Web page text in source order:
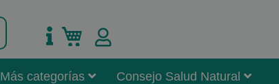
Mi carrito
Más categorías Consejo Salud Natural